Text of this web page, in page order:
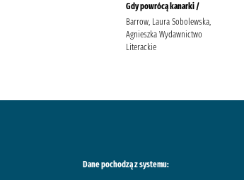
Gdy powrócą kanarki /
Barrow, Laura Sobolewska,
Agnieszka Wydawnictwo
Literackie
Dane pochodzą z systemu: